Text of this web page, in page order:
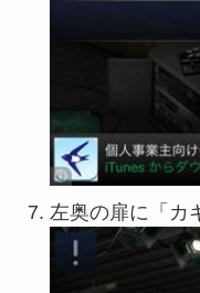
左奥の扉に「カ